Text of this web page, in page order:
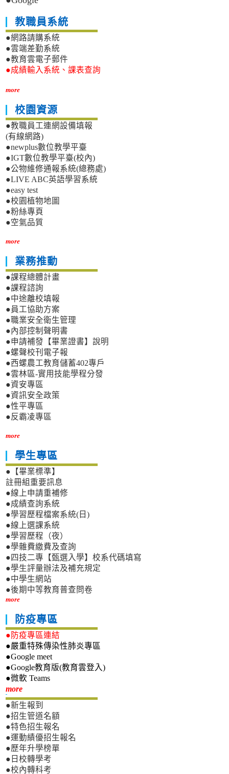
教職員系統
●網路請購系統
●雲端差勤系統
●教育雲電子郵件
●成績輸入系統、課表查詢
more
校園資源
●教職員工連網設備填報
(有線網路)
●newplus數位教學平臺
●IGT數位教學平臺(校內)
●公物維修通報系統(總務處)
●LIVE ABC英語學習系統
●easy test
●校園植物地圖
●粉絲專頁
●空氣品質
more
業務推動
●課程總體計畫
●課程諮詢
●中途離校填報
●員工協助方案
●職業安全衛生管理
●內部控制聲明書
●申請補發【畢業證書】說明
●螺聲校刊電子報
●西螺農工教育儲蓄402專戶
●雲林區-實用技能學程分發
●資安專區
●資訊安全政策
●性平專區
●反霸凌專區
more
學生專區
●【畢業標準】
註冊組重要訊息
●線上申請重補修
●成績查詢系統
●學習歷程檔案系統(日)
●線上選課系統
●學習歷程（夜）
●學雜費繳費及查詢
●四技二專【甄選入學】校系代碼填寫
●學生評量辦法及補充規定
●中學生網站
●後期中等教育普查問卷
more
防疫專區
●防疫專區連結
●嚴重特殊傳染性肺炎專區
●Google meet
●Google教育版(教育雲登入)
●微軟 Teams
more新生專區
●新生報到
●招生管道名額
●特色招生報名
●運動績優招生報名
●歷年升學榜單
●日校轉學考
●校內轉科考